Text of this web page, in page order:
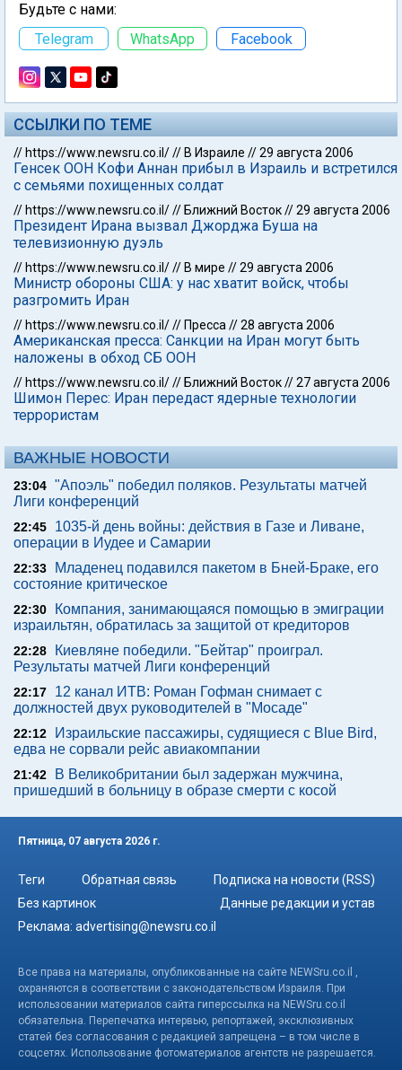
Будьте с нами:
Telegram
WhatsApp Facebook
ССЫЛКИ ПО ТЕМЕ
// https://www.newsru.co.il/// В Израиле //29 августа 2006
Генсек ООН Кофи Аннан прибыл в Израиль и встретился
с семьями похищенных солдат
// https://www.newsru.co.il/// Ближний Восток//29 августа 2006
Президент Ирана вызвал Джорджа Буша на
телевизионную дуэль
// https://www.newsru.co.il/// В мире //29 августа 2006
Министр обороны США: у нас хватит войск, чтобы
разгромить Иран
// https://www.newsru.co.il/// Пресса //28 августа 2006
Американская пресса: Санкции на Иран могут быть
наложены в обход СБ ООН
// https://www.newsru.co.il/// Ближний Восток//27 августа 2006
Шимон Перес: Иран передаст ядерные технологии
террористам
ВАЖНЫЕ НОВОСТИ
23:04 "Апоэль" победил поляков. Результаты матчей
Лиги конференций
22:45
1035-й день войны: действия в Газе и Ливане,
операции в Иудее и Самарии
22:33
Младенец подавился пакетом в Бней-Браке, его
состояние критическое
22:30
Компания, занимающаяся помощью в эмиграции
израильтян, обратилась за защитой от кредиторов
22:28
Киевляне победили. "Бейтар" проиграл.
Результаты матчей Лиги конференций
22:17
12 канал ИТВ: Роман Гофман снимает с
должностей двух руководителей в "Мосаде"
22:12
Израильские пассажиры, судящиеся с Blue Bird,
едва не сорвали рейс авиакомпании
21:42
В Великобритании был задержан мужчина,
пришедший в больницу в образе смерти с косой
Пятница, 07 августа 2026 г.
Теги Обратная связь
Подписка на новости (RSS)
Без картинок
Данные редакции и устав
Реклама: advertising@newsru.co.il
Все права на материалы, опубликованные на сайте NEWSru.co.il ,
охраняются в соответствии с законодательством Израиля. При
использовании материалов сайта гиперссылка на NEWSru.co.il
обязательна. Перепечатка интервью, репортажей, эксклюзивных
статей без согласования с редакцией запрещена – в том числе в
соцсетях. Использование фотоматериалов агентств не разрешается.